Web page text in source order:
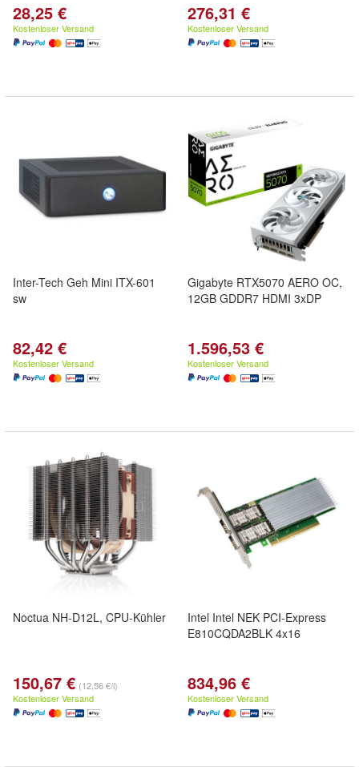
28,25 €
Kostenloser Versand
276,31 €
Kostenloser Versand
Inter-Tech Geh Mini ITX-601
sw
82,42 €
Kostenloser Versand
Gigabyte RTX5070 AERO OC,
12GB GDDR7 HDMI 3xDP
1.596,53 €
Kostenloser Versand
Noctua NH-D12L, CPU-Kühler
150,67 € (12,56 €/l)
Kostenloser Versand
Intel Intel NEK PCI-Express
E810CQDA2BLK 4x16
834,96 €
Kostenloser Versand